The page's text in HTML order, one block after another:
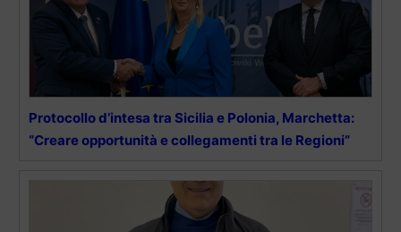
Protocollo d’intesa tra Sicilia e Polonia, Marchetta:
“Creare opportunità e collegamenti tra le Regioni”